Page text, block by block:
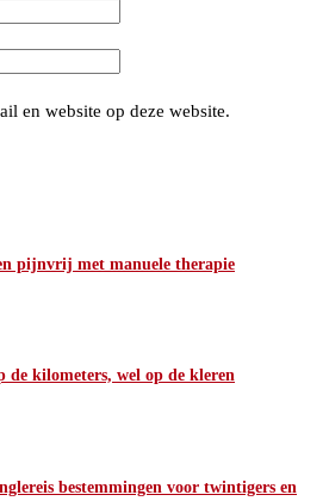
en website op deze website.
en pijnvrij met manuele therapie
de kilometers, wel op de kleren
bestemmingen voor twintigers en